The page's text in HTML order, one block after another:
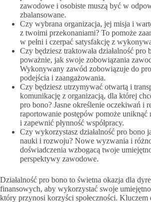
zawodowe i osobiste muszą być w
zbalansowane.
Czy wybrana organizacja, jej misja i
z twoimi przekonaniami? To pomoże
w pełni i czerpać satysfakcję z
Czy będziesz traktowała działalność pro
poważnie, jak swoje zobowiązania
Wykonywany zawód zobowiązuje do
podejścia i zaangażowania.
Czy będziesz utrzymywać otwartą i
komunikację z organizacją, dla której
pro bono? Jasne określenie oczekiwań i
raportowanie postępów pomoże uniknąć
i zapewnić płynność współpracy.
Czy wykorzystasz działalność pro bono
nauki i rozwoju? Nowe wyzwania i
doświadczenia wzbogacą twoje
perspektywy zawodowe.
Działalność pro bono to świetna okazja dla
finansowych, aby wykorzystać swoje
który przynosi korzyści społeczności. Kluczem